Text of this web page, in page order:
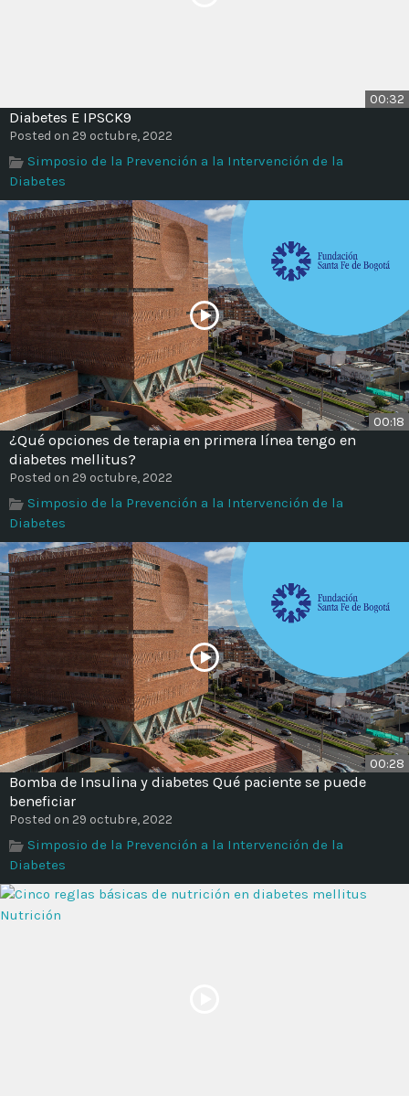
00:32
Diabetes E IPSCK9
Posted on 29 octubre, 2022
Simposio de la Prevención a la Intervención de la
Diabetes
00:18
¿Qué opciones de terapia en primera línea tengo en
diabetes mellitus?
Posted on 29 octubre, 2022
Simposio de la Prevención a la Intervención de la
Diabetes
00:28
Bomba de Insulina y diabetes Qué paciente se puede
beneficiar
Posted on 29 octubre, 2022
Simposio de la Prevención a la Intervención de la
Diabetes